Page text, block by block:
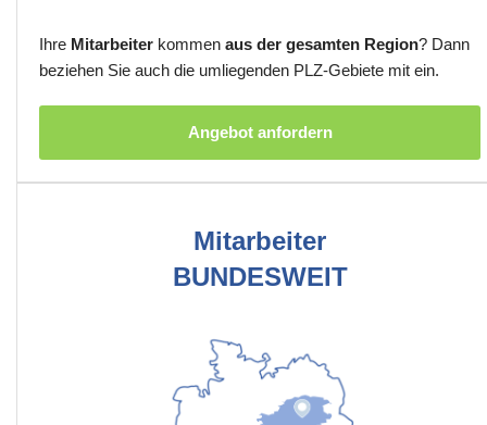
Ihre Mitarbeiter kommen aus der gesamten Region? Dann
beziehen Sie auch die umliegenden PLZ-Gebiete mit ein.
Angebot anfordern
Mitarbeiter
BUNDESWEIT